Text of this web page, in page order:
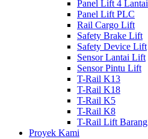
Panel Lift 4 Lantai
Panel Lift PLC
Rail Cargo Lift
Safety Brake Lift
Safety Device Lift
Sensor Lantai Lift
Sensor Pintu Lift
T-Rail K13
T-Rail K18
T-Rail K5
T-Rail K8
T-Rail Lift Barang
Proyek Kami